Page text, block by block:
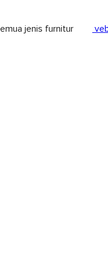
semua jenis furnitur